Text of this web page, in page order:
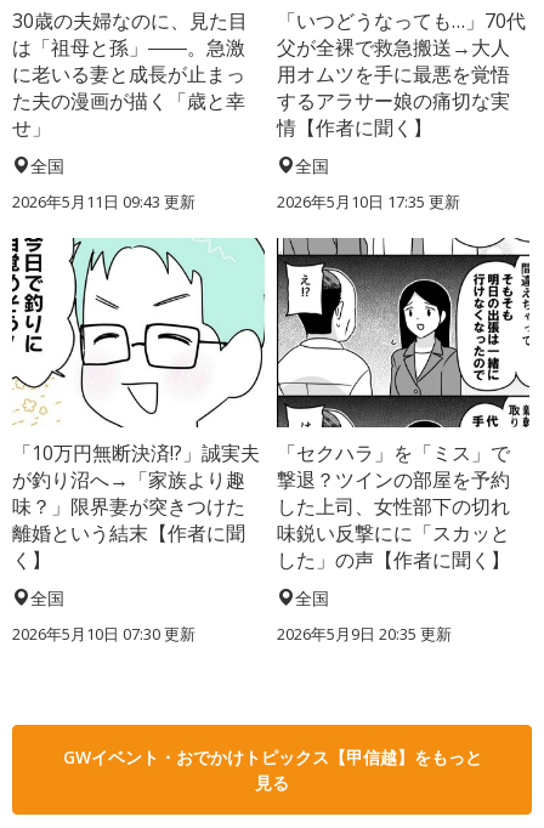
30歳の夫婦なのに、見た目
は「祖母と孫」――。急激
に老いる妻と成長が止まっ
た夫の漫画が描く「歳と幸
せ」
全国
2026年5月11日 09:43 更新
「いつどうなっても…」70代
父が全裸で救急搬送→大人
用オムツを手に最悪を覚悟
するアラサー娘の痛切な実
情【作者に聞く】
全国
2026年5月10日 17:35 更新
「10万円無断決済!?」誠実夫
が釣り沼へ→「家族より趣
味？」限界妻が突きつけた
離婚という結末【作者に聞
く】
全国
2026年5月10日 07:30 更新
「セクハラ」を「ミス」で
撃退？ツインの部屋を予約
した上司、女性部下の切れ
味鋭い反撃にに「スカッと
した」の声【作者に聞く】
全国
2026年5月9日 20:35 更新
GWイベント・おでかけトピックス【甲信越】をもっと
見る